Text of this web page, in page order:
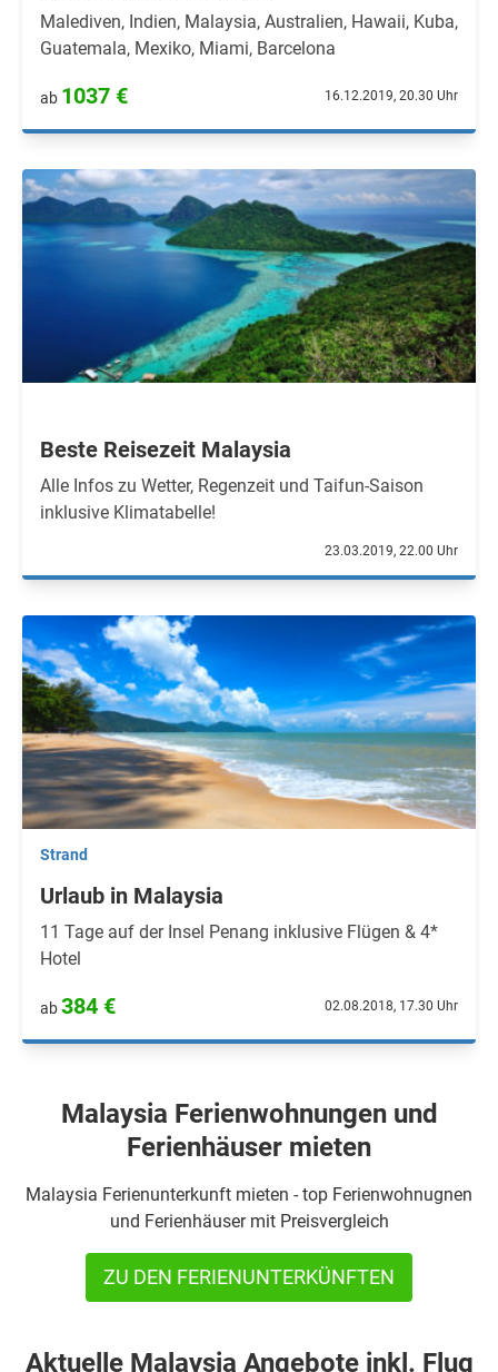
Malediven, Indien, Malaysia, Australien, Hawaii, Kuba,
Guatemala, Mexiko, Miami, Barcelona
ab 1037 € 16.12.2019, 20.30 Uhr
Beste Reisezeit Malaysia
Alle Infos zu Wetter, Regenzeit und Taifun-Saison
inklusive Klimatabelle!
23.03.2019, 22.00 Uhr
Strand
Urlaub in Malaysia
11 Tage auf der Insel Penang inklusive Flügen & 4*
Hotel
ab384 € 02.08.2018, 17.30 Uhr
Malaysia Ferienwohnungen und
Ferienhäuser mieten
Malaysia Ferienunterkunft mieten - top Ferienwohnugnen
und Ferienhäuser mit Preisvergleich
ZU DEN FERIENUNTERKÜNFTEN
Aktuelle Malaysia Angebote inkl. Flug